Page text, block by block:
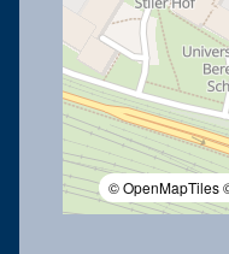
© OpenMapTiles